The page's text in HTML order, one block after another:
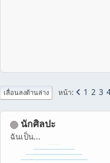
เลื่อนลงด้านล่าง หน้า 1 2 3
นักศิลปะ
ฉันเป็น...